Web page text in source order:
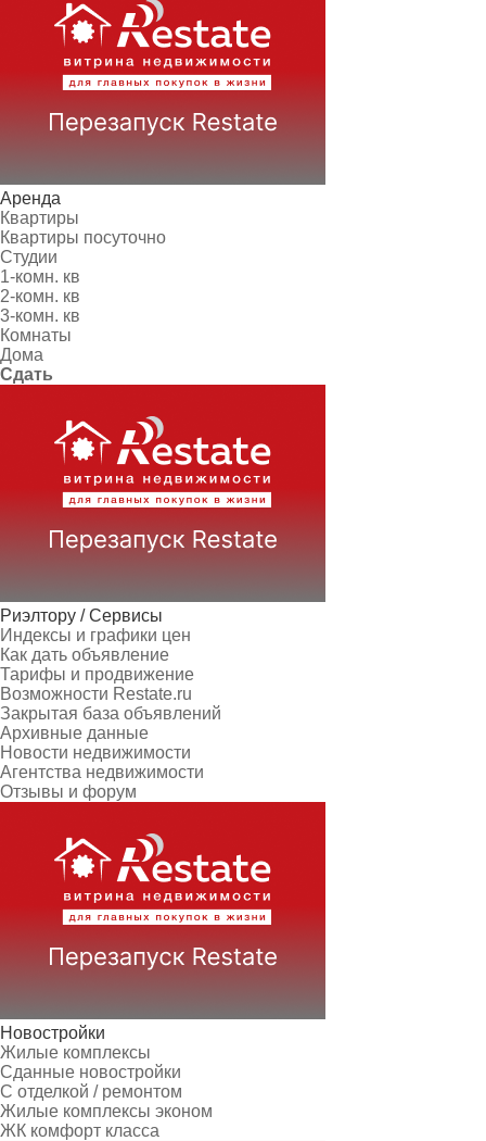
Аренда
Квартиры
Квартиры посуточно
Студии
1-комн. кв
2-комн. кв
3-комн. кв
Комнаты
Дома
Сдать
Риэлтору / Сервисы
Индексы и графики цен
Как дать объявление
Тарифы и продвижение
Возможности Restate.ru
Закрытая база объявлений
Архивные данные
Новости недвижимости
Агентства недвижимости
Отзывы и форум
Новостройки
Жилые комплексы
Сданные новостройки
С отделкой / ремонтом
Жилые комплексы эконом
ЖК комфорт класса